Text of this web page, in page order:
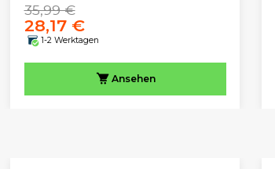
35,99 €
28,17 €
1-2 Werktagen
Ansehen